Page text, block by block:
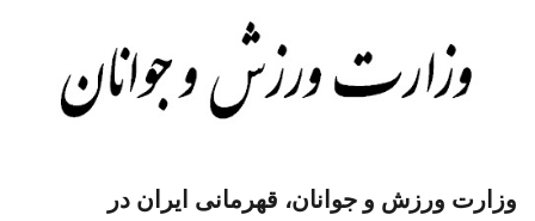
وزارت ورزش و جوانان، قهرمانی ایران در